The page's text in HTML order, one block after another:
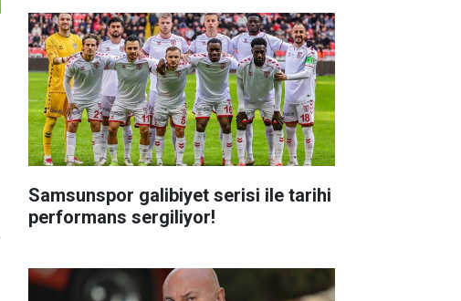
Samsunspor galibiyet serisi ile tarihi
performans sergiliyor!